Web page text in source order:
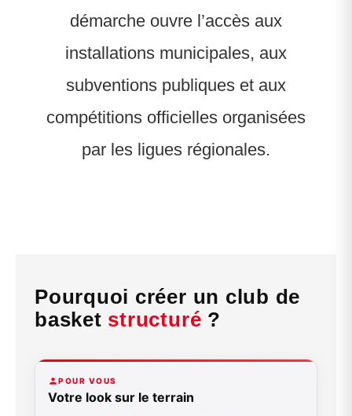
démarche ouvre l’accès aux
installations municipales, aux
subventions publiques et aux
compétitions officielles organisées
par les ligues régionales.
Pourquoi créer un club de
basket structuré ?
POUR VOUS
Votre look sur le terrain